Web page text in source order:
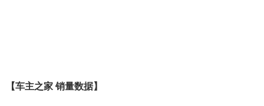
【车主之家 销量数据】